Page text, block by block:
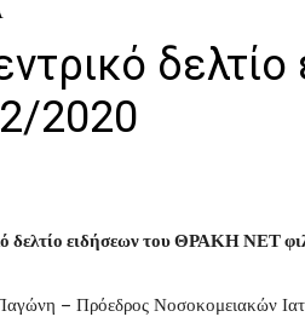
2020
δελτίο ειδήσεων του ΘΡΑΚΗ ΝΕΤ
– Πρόεδρος Νοσοκομειακών